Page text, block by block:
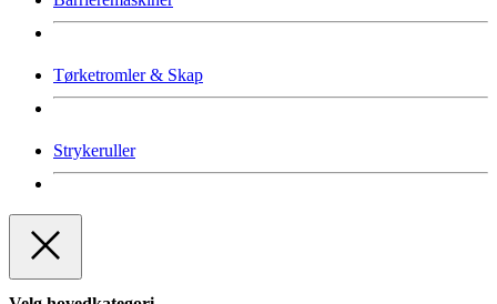
Tørketromler & Skap
Strykeruller